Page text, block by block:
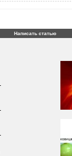
Написать статью